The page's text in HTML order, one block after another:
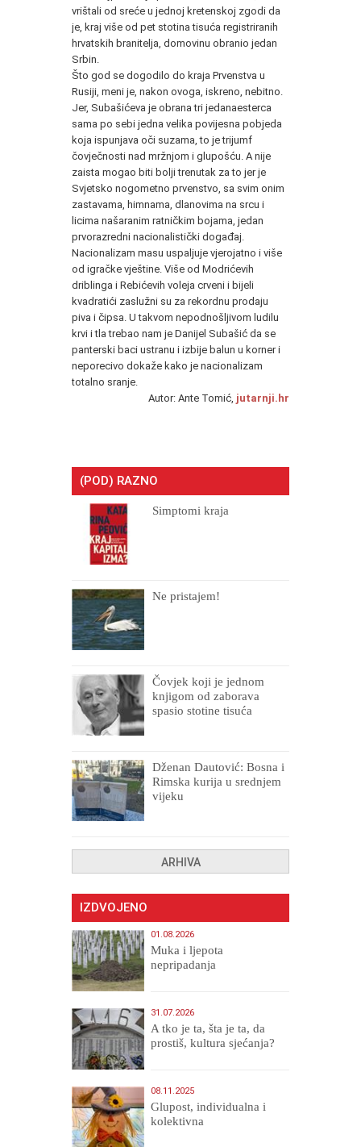
vrištali od sreće u jednoj kretenskoj zgodi da
je, kraj više od pet stotina tisuća registriranih
hrvatskih branitelja, domovinu obranio jedan
Srbin.
Što god se dogodilo do kraja Prvenstva u
Rusiji, meni je, nakon ovoga, iskreno, nebitno.
Jer, Subašićeva je obrana tri jedanaesterca
sama po sebi jedna velika povijesna pobjeda
koja ispunjava oči suzama, to je trijumf
čovječnosti nad mržnjom i glupošću. A nije
zaista mogao biti bolji trenutak za to jer je
Svjetsko nogometno prvenstvo, sa svim onim
zastavama, himnama, dlanovima na srcu i
licima našaranim ratničkim bojama, jedan
prvorazredni nacionalistički događaj.
Nacionalizam masu uspaljuje vjerojatno i više
od igračke vještine. Više od Modrićevih
driblinga i Rebićevih voleja crveni i bijeli
kvadratići zaslužni su za rekordnu prodaju
piva i čipsa. U takvom nepodnošljivom ludilu
krvi i tla trebao nam je Danijel Subašić da se
panterski baci ustranu i izbije balun u korner i
neporecivo dokaže kako je nacionalizam
totalno sranje.
Autor: Ante Tomić, jutarnji.hr
(POD) RAZNO
Simptomi kraja
Ne pristajem!
Čovjek koji je jednom
knjigom od zaborava
spasio stotine tisuća
Dženan Dautović: Bosna i
Rimska kurija u srednjem
vijeku
ARHIVA
IZDVOJENO
01.08.2026
Muka i ljepota
nepripadanja
31.07.2026
A tko je ta, šta je ta, da
prostiš, kultura sjećanja?
08.11.2025
Glupost, individualna i
kolektivna